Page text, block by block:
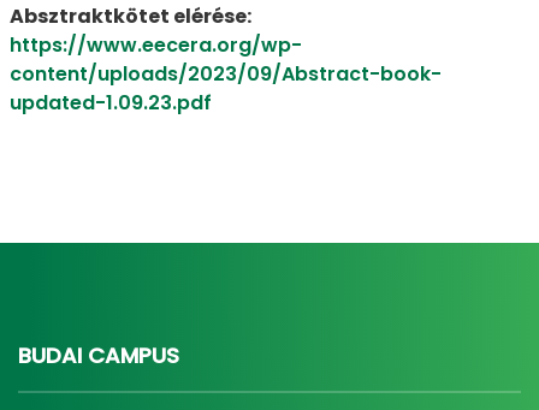
Absztraktkötet elérése:
https://www.eecera.org/wp-
content/uploads/2023/09/Abstract-book-
updated-1.09.23.pdf
BUDAI CAMPUS